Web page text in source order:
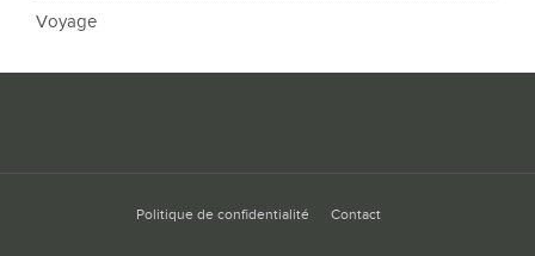
Voyage
Politique de confidentialité Contact